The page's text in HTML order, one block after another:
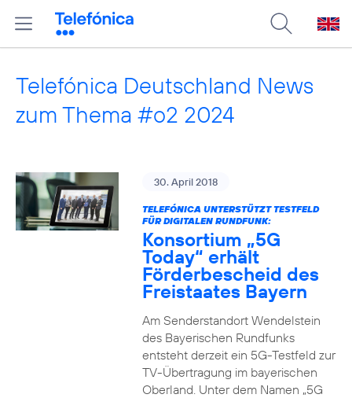
Telefónica Deutschland News
zum Thema #o2 2024
30. April 2018
TELEFÓNICA UNTERSTÜTZT TESTFELD
FÜR DIGITALEN RUNDFUNK:
Konsortium „5G
Today“ erhält
Förderbescheid des
Freistaates Bayern
Am Senderstandort Wendelstein
des Bayerischen Rundfunks
entsteht derzeit ein 5G-Testfeld zur
TV-Übertragung im bayerischen
Oberland. Unter dem Namen „5G